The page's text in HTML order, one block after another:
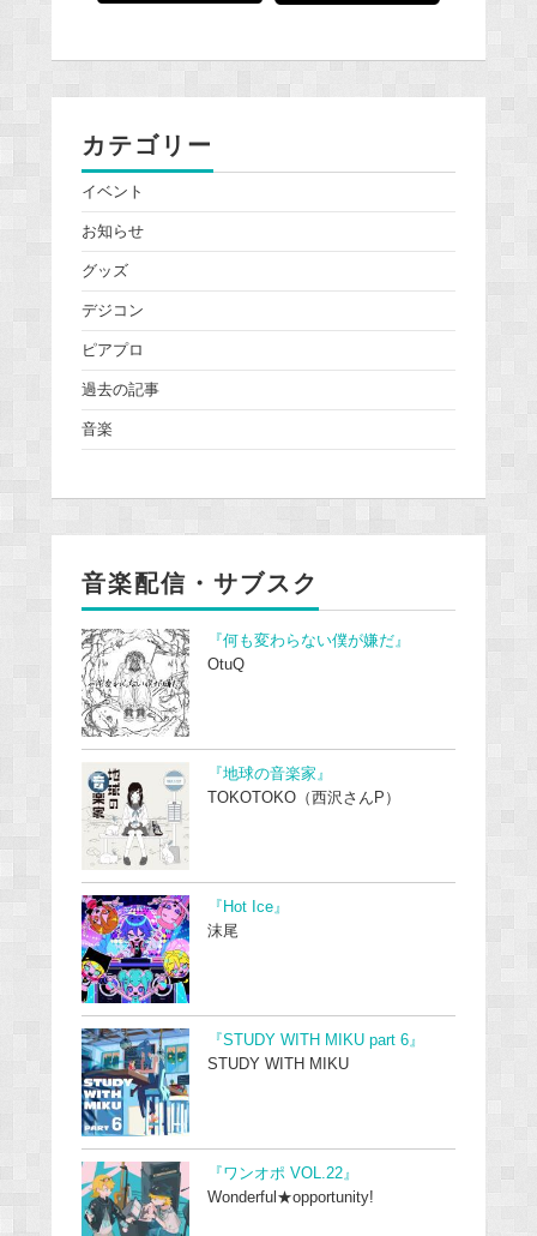
カテゴリー
イベント
お知らせ
グッズ
デジコン
ピアプロ
過去の記事
音楽
音楽配信・サブスク
『何も変わらない僕が嫌だ』
OtuQ
『地球の音楽家』
TOKOTOKO（西沢さんP）
『Hot Ice』
沫尾
『STUDY WITH MIKU part 6』
STUDY WITH MIKU
『ワンオポ VOL.22』
Wonderful★opportunity!